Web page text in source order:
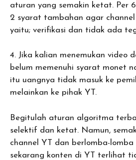
aturan yang semakin ketat. Per
2 syarat tambahan agar channel
yaitu; verifikasi dan tidak ada
4. Jika kalian menemukan video
belum memenuhi syarat monet
itu uangnya tidak masuk ke
melainkan ke pihak YT.
Begitulah aturan algoritma
selektif dan ketat. Namun,
channel YT dan berlomba-lomba
sekarang konten di YT terlihat